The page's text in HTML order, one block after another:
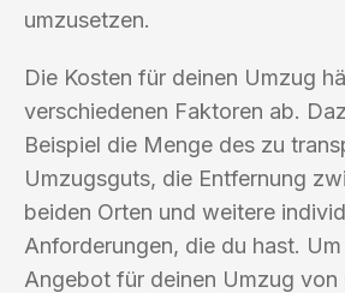
umzusetzen.
Die Kosten für deinen Umzug
verschiedenen Faktoren ab.
Beispiel die Menge des zu
Umzugsguts, die Entfernung
beiden Orten und weitere
Anforderungen, die du hast.
Angebot für deinen Umzug von